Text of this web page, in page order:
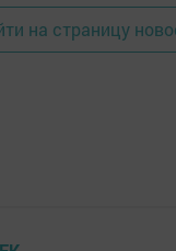
на страницу